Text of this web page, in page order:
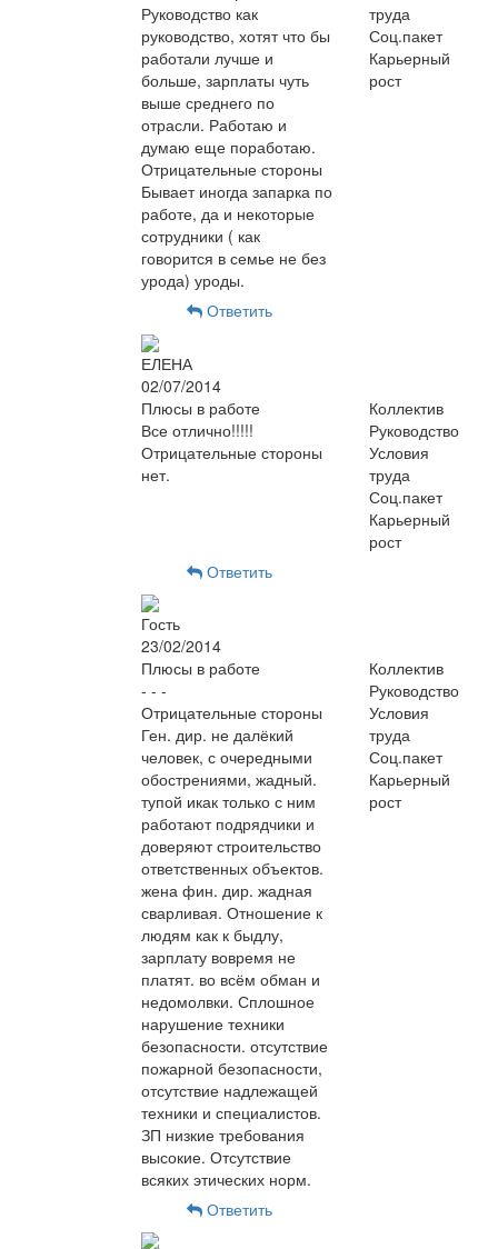
Руководство как
руководство, хотят что бы
работали лучше и
больше, зарплаты чуть
выше среднего по
отрасли. Работаю и
думаю еще поработаю.
Отрицательные стороны
Бывает иногда запарка по
работе, да и некоторые
сотрудники ( как
говорится в семье не без
урода) уроды.
труда
Соц.пакет
Карьерный
рост
Ответить
ЕЛЕНА
02/07/2014
Плюсы в работе
Все отлично!!!!!
Отрицательные стороны
нет.
Коллектив
Руководство
Условия
труда
Соц.пакет
Карьерный
рост
Ответить
Гость
23/02/2014
Плюсы в работе
- - -
Отрицательные стороны
Ген. дир. не далёкий
человек, с очередными
обострениями, жадный.
тупой икак только с ним
работают подрядчики и
доверяют строительство
ответственных объектов.
жена фин. дир. жадная
сварливая. Отношение к
людям как к быдлу,
зарплату вовремя не
платят. во всём обман и
недомолвки. Сплошное
нарушение техники
безопасности. отсутствие
пожарной безопасности,
отсутствие надлежащей
техники и специалистов.
ЗП низкие требования
высокие. Отсутствие
всяких этических норм.
Коллектив
Руководство
Условия
труда
Соц.пакет
Карьерный
рост
Ответить